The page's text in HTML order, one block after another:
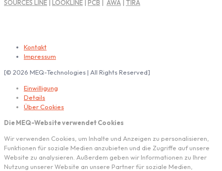
SOURCES LINE LOOKLINE PCB AWA TIRA
Kontakt
Impressum
[© 2026 MEQ-Technologies | All Rights Reserved]
Einwilligung
Details
Über Cookies
Die MEQ-Website verwendet Cookies
Wir verwenden Cookies, um Inhalte und Anzeigen zu personalisieren,
Funktionen für soziale Medien anzubieten und die Zugriffe auf unsere
Website zu analysieren. Außerdem geben wir Informationen zu Ihrer
Nutzung unserer Website an unsere Partner für soziale Medien,